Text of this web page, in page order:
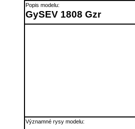
Popis modelu:
GySEV 1808 Gzr
Významné rysy modelu: